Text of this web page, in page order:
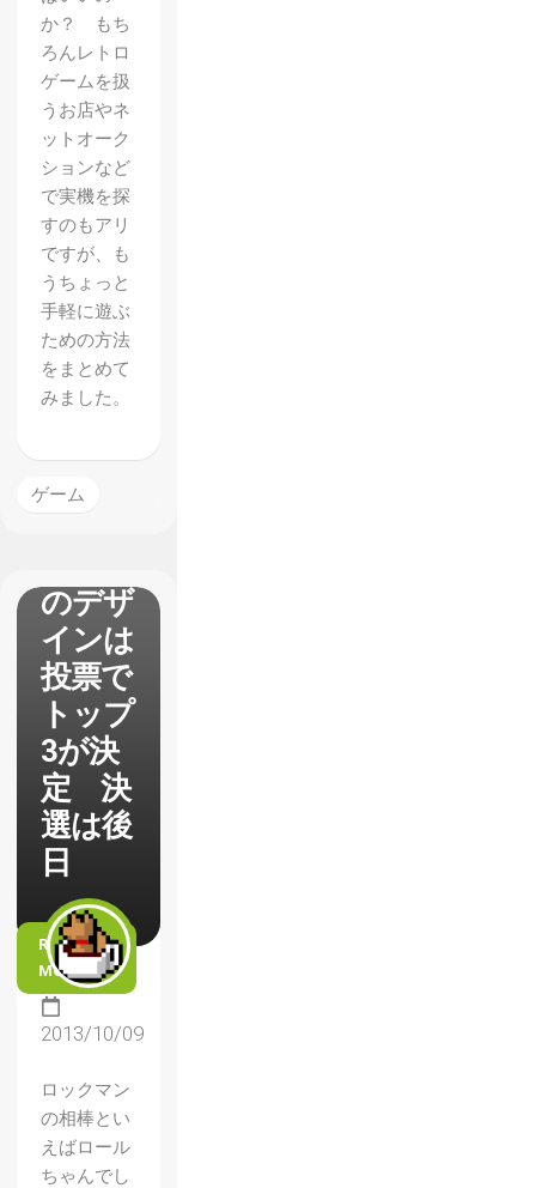
か？ もち
ろんレトロ
ゲームを扱
うお店やネ
ットオーク
ションなど
で実機を探
すのもアリ
ですが、も
うちょっと
手軽に遊ぶ
ための方法
をまとめて
みました。
ゲーム
【Migh
ty
No.9】
ヒロイ
ン「コ
のデザ
インは
投票で
トップ
3が決
定 決
選は後
日
READ
MORE
2013/10/09
ロックマン
の相棒とい
えばロール
ちゃんでし